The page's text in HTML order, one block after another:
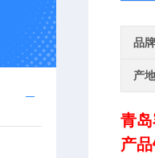
品牌
产
青岛
产